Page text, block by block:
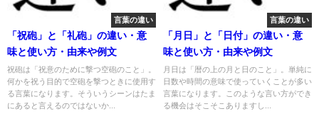
言葉の違い
「祝砲」と「礼砲」の違い・意
味と使い方・由来や例文
祝砲は「祝意のために撃つ空砲のこと」。
何かを祝う目的で空砲を撃つときに使用す
る言葉になります。そういうシーンはたま
にあると言えるのではないか...
言葉の違い
「月日」と「日付」の違い・意
味と使い方・由来や例文
月日は「暦の上の月と日のこと」。単純に
日数や時間の意味で使っていくことが多い
言葉になります。このような言い方ができ
る機会はそこそこありますし...